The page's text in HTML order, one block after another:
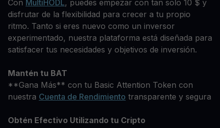
Con MultiHODL, puedes empezar con tan solo 10 $ y
disfrutar de la flexibilidad para crecer a tu propio
ritmo. Tanto si eres nuevo como un inversor
experimentado, nuestra plataforma está diseñada para
satisfacer tus necesidades y objetivos de inversión.
Mantén tu BAT
**Gana Más** con tu Basic Attention Token con
nuestra Cuenta de Rendimiento transparente y segura
Obtén Efectivo Utilizando tu Cripto